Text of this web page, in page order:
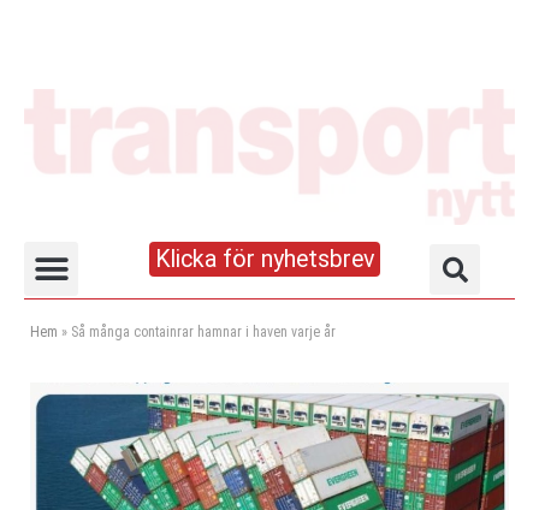
Klicka för nyhetsbrev
Hem » Så många containrar hamnar i haven varje år